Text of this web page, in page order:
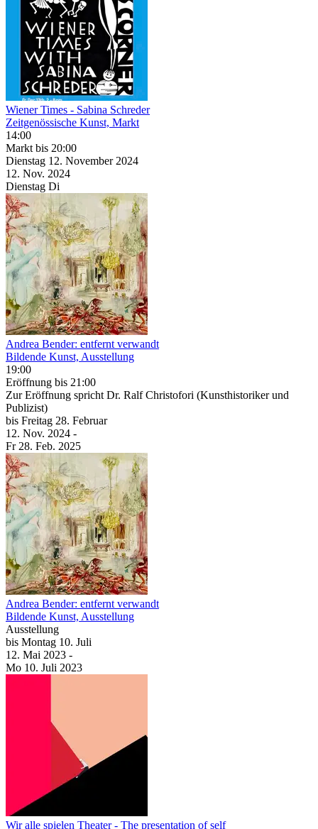
Wiener Times - Sabina Schreder
Zeitgenössische Kunst, Markt
14:00
Markt bis 20:00
Dienstag 12. November 2024
12. Nov. 2024
Dienstag Di
Andrea Bender: entfernt verwandt
Bildende Kunst, Ausstellung
19:00
Eröffnung bis 21:00
Zur Eröffnung spricht Dr. Ralf Christofori (Kunsthistoriker und
Publizist)
bis Freitag 28. Februar
12. Nov. 2024 -
Fr 28. Feb. 2025
Andrea Bender: entfernt verwandt
Bildende Kunst, Ausstellung
Ausstellung
bis Montag 10. Juli
12. Mai 2023 -
Mo 10. Juli 2023
Wir alle spielen Theater - The presentation of self